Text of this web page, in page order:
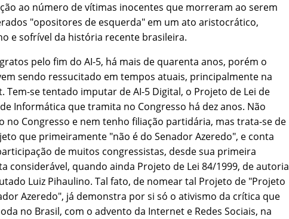
ao número de ví­timas inocentes que morreram ao serem
"opositores de esquerda" em um ato aristocrático,
e sofrí­vel da história recente brasileira.
pelo fim do AI-5, há mais de quarenta anos, porém o
sendo ressucitado em tempos atuais, principalmente na
Tem-se tentado imputar de AI-5 Digital, o Projeto de Lei de
Informática que tramita no Congresso há dez anos. Não
no Congresso e nem tenho filiação partidária, mas trata-se de
que primeiramente "não é do Senador Azeredo", e conta
de muitos congressistas, desde sua primeira
considerável, quando ainda Projeto de Lei 84/1999, de autoria
Luiz Pihaulino. Tal fato, de nomear tal Projeto de "Projeto
Azeredo", já demonstra por si só o ativismo da crí­tica que
no Brasil, com o advento da Internet e Redes Sociais, na